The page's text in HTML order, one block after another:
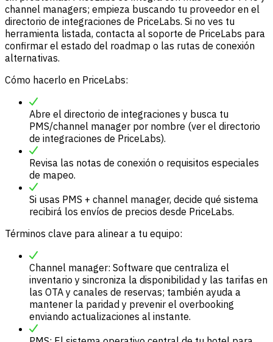
channel managers; empieza buscando tu proveedor en el
directorio de integraciones de PriceLabs. Si no ves tu
herramienta listada, contacta al soporte de PriceLabs para
confirmar el estado del roadmap o las rutas de conexión
alternativas.
Cómo hacerlo en PriceLabs:
Abre el directorio de integraciones y busca tu
PMS/channel manager por nombre (ver el directorio
de integraciones de PriceLabs).
Revisa las notas de conexión o requisitos especiales
de mapeo.
Si usas PMS + channel manager, decide qué sistema
recibirá los envíos de precios desde PriceLabs.
Términos clave para alinear a tu equipo:
Channel manager: Software que centraliza el
inventario y sincroniza la disponibilidad y las tarifas en
las OTA y canales de reservas; también ayuda a
mantener la paridad y prevenir el overbooking
enviando actualizaciones al instante.